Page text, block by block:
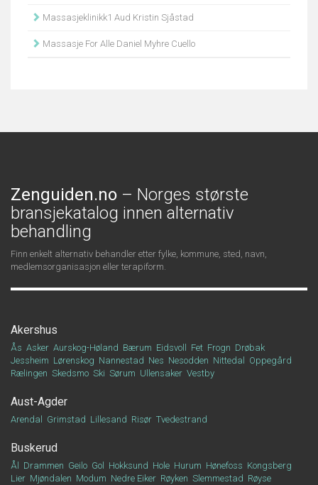
Massasjeklinikk1 Aud Kristin Sjåstad
Massasje For Alle Daniel Myhre Cuello
Zenguiden.no – Norges største
bransjekatalog innen alternativ
behandling
Finn enkelt alternativ behandler etter fylke, kommune, sted, navn,
medlemsorganisasjon eller terapiform.
Akershus
Ås Asker Aurskog-Høland Bærum Eidsvoll Fet Frogn Drøbak
Jessheim Lørenskog Nannestad Nes Nesodden Nittedal
Oppegård
Rælingen Skedsmo Ski Sørum Ullensaker Vestby
Aust-Agder
Arendal Grimstad Lillesand Risør Tvedestrand
Buskerud
Ål Drammen Geilo Gol Hokksund Hole Hurum Hønefoss Kongsberg
Lier Mjøndalen Modum Nedre Eiker Røyken Slemmestad Røyse